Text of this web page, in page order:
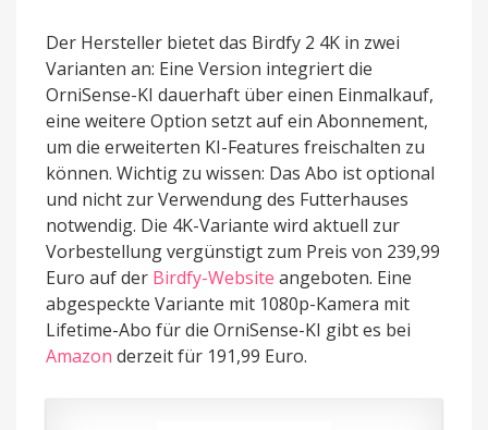
Der Hersteller bietet das Birdfy 2 4K in zwei
Varianten an: Eine Version integriert die
OrniSense-KI dauerhaft über einen Einmalkauf,
eine weitere Option setzt auf ein Abonnement,
um die erweiterten KI-Features freischalten zu
können. Wichtig zu wissen: Das Abo ist optional
und nicht zur Verwendung des Futterhauses
notwendig. Die 4K-Variante wird aktuell zur
Vorbestellung vergünstigt zum Preis von 239,99
Euro auf der Birdfy-Website angeboten. Eine
abgespeckte Variante mit 1080p-Kamera mit
Lifetime-Abo für die OrniSense-KI gibt es bei
Amazon derzeit für 191,99 Euro.